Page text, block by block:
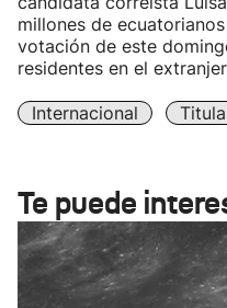
millones de
votación de este
residentes en el
Internacional
Te puede